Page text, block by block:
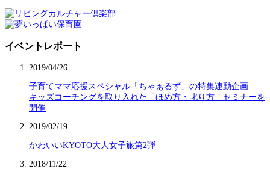
イベントレポート
2019/04/26
子育てママ応援スペシャル「ちゃぁるず」の特集連動企画
キッズコーチングを取り入れた「ほめ方・叱り方」セミナーを
開催
2019/02/19
かわいいKYOTO大人女子旅第2弾
2018/11/22